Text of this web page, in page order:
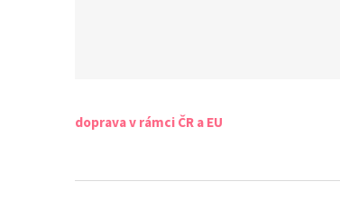
doprava v rámci ČR a EU